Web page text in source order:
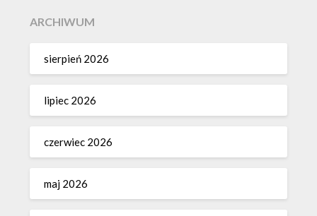
ARCHIWUM
sierpień 2026
lipiec 2026
czerwiec 2026
maj 2026